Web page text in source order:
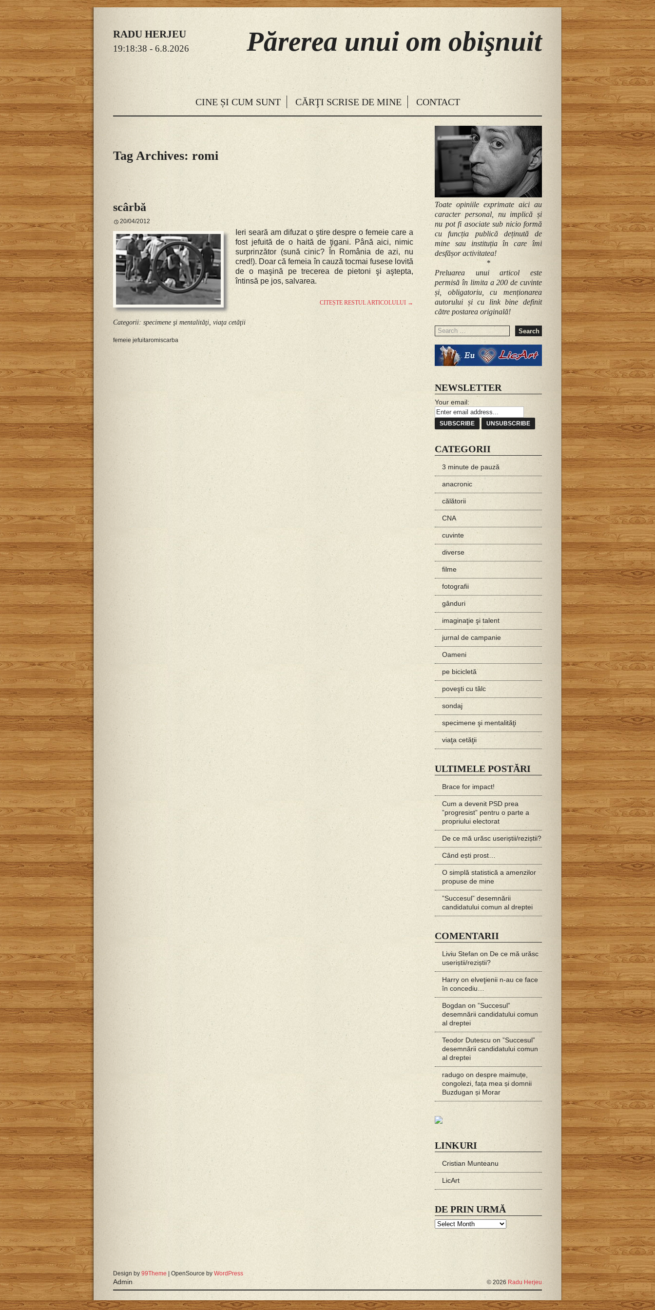
RADU HERJEU
19:18:40 - 6.8.2026 Părerea unui om obişnuit
SKIP TO CONTENT
CINE ȘI CUM SUNT CĂRŢI SCRISE DE MINE CONTACT
Tag Archives: romi
scârbă
20/04/2012
Ieri seară am difuzat o ştire despre o femeie care a
fost jefuită de o haită de ţigani. Până aici, nimic
surprinzător (sună cinic? În România de azi, nu
cred!). Doar că femeia în cauză tocmai fusese lovită
de o maşină pe trecerea de pietoni şi aştepta,
întinsă pe jos, salvarea.
CITEȘTE RESTUL ARTICOLULUI →
Categorii: specimene şi mentalităţi, viaţa cetăţii
femeie jefuitaromiscarba
Toate opiniile exprimate aici au
caracter personal, nu implică și
nu pot fi asociate sub nicio formă
cu funcția publică deținută de
mine sau instituția în care îmi
desfășor activitatea!
*
Preluarea unui articol este
permisă în limita a 200 de cuvinte
și, obligatoriu, cu menționarea
autorului și cu link bine definit
către postarea originală!
Search
for:
NEWSLETTER
Your email:
CATEGORII
3 minute de pauză
anacronic
călătorii
CNA
cuvinte
diverse
filme
fotografii
gânduri
imaginaţie şi talent
jurnal de campanie
Oameni
pe bicicletă
poveşti cu tâlc
sondaj
specimene şi mentalităţi
viaţa cetăţii
ULTIMELE POSTĂRI
Brace for impact!
Cum a devenit PSD prea
”progresist” pentru o parte a
propriului electorat
De ce mă urăsc useriștii/reziștii?
Când ești prost…
O simplă statistică a amenzilor
propuse de mine
”Succesul” desemnării
candidatului comun al dreptei
COMENTARII
Liviu Stefan on De ce mă urăsc
useriștii/reziștii?
Harry on elveţienii n-au ce face
în concediu…
Bogdan on ”Succesul”
desemnării candidatului comun
al dreptei
Teodor Dutescu on ”Succesul”
desemnării candidatului comun
al dreptei
radugo on despre maimuțe,
congolezi, fața mea și domnii
Buzdugan și Morar
LINKURI
Cristian Munteanu
LicArt
DE PRIN URMĂ
De
© 2026 Radu Herjeu
Design by 99Theme | OpenSource by WordPress
Admin